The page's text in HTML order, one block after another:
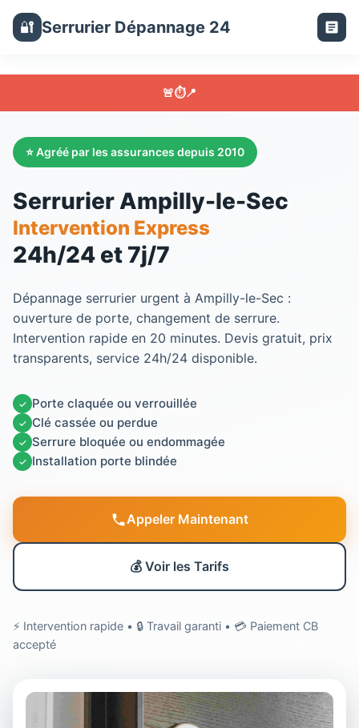
🔐 Serrurier Dépannage 24
🚨⏱️📍
⭐ Agréé par les assurances depuis 2010
Serrurier Ampilly-le-Sec
Intervention Express
24h/24 et 7j/7
Dépannage serrurier urgent à Ampilly-le-Sec :
ouverture de porte, changement de serrure.
Intervention rapide en 20 minutes. Devis gratuit, prix
transparents, service 24h/24 disponible.
✓ Porte claquée ou verrouillée
✓ Clé cassée ou perdue
✓ Serrure bloquée ou endommagée
✓ Installation porte blindée
Appeler Maintenant
💰 Voir les Tarifs
⚡ Intervention rapide • 🔒 Travail garanti • 💳 Paiement CB
accepté